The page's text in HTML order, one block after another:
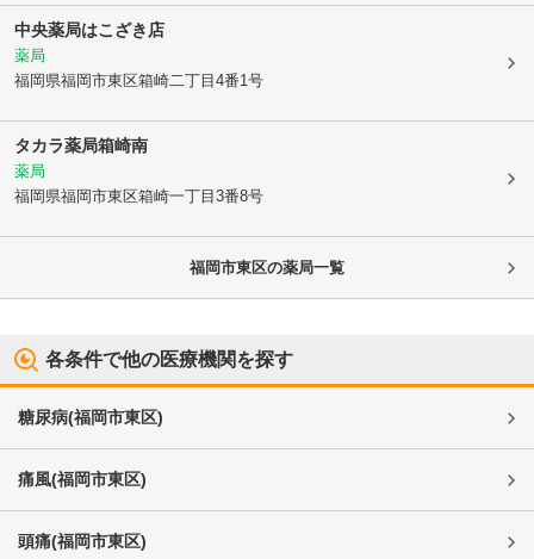
中央薬局はこざき店
薬局
福岡県福岡市東区箱崎二丁目4番1号
タカラ薬局箱崎南
薬局
福岡県福岡市東区箱崎一丁目3番8号
福岡市東区の薬局一覧
各条件で他の医療機関を探す
糖尿病(福岡市東区)
痛風(福岡市東区)
頭痛(福岡市東区)